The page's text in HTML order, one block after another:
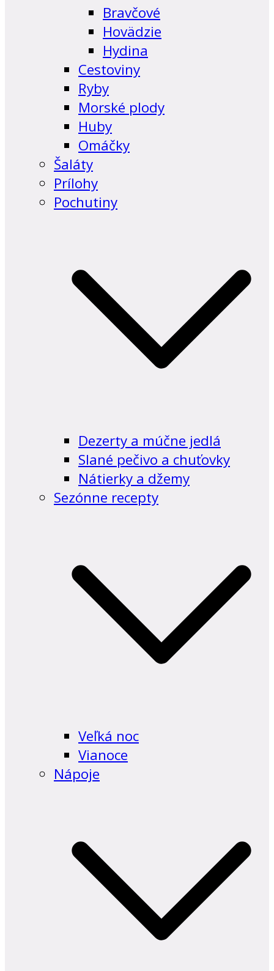
Bravčové
Hovädzie
Hydina
Cestoviny
Ryby
Morské plody
Huby
Omáčky
Šaláty
Prílohy
Pochutiny
Dezerty a múčne jedlá
Slané pečivo a chuťovky
Nátierky a džemy
Sezónne recepty
Veľká noc
Vianoce
Nápoje